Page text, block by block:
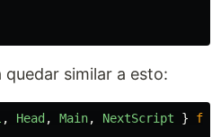
similar a esto:
, Head , Main, NextScript }